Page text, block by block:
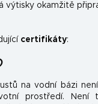
výtisky okamžitě
certifikáty:
na vodní bázi
prostředí. Není